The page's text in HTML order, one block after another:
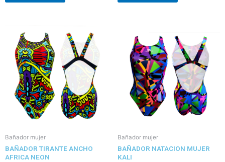
Bañador mujer
BAÑADOR TIRANTE ANCHO
AFRICA NEON
Bañador mujer
BAÑADOR NATACION MUJER
KALI